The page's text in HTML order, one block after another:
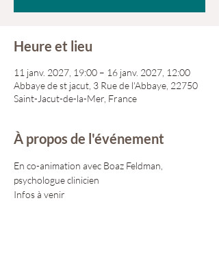
Heure et lieu
11 janv. 2027, 19:00 – 16 janv. 2027, 12:00
Abbaye de st jacut, 3 Rue de l'Abbaye, 22750
Saint-Jacut-de-la-Mer, France
À propos de l'événement
En co-animation avec Boaz Feldman,
psychologue clinicien
Infos à venir